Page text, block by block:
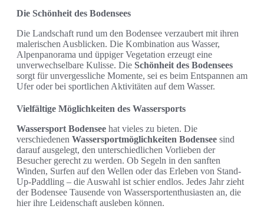
Die Schönheit des Bodensees
Die Landschaft rund um den Bodensee verzaubert mit ihren
malerischen Ausblicken. Die Kombination aus Wasser,
Alpenpanorama und üppiger Vegetation erzeugt eine
unverwechselbare Kulisse. Die Schönheit des Bodensees
sorgt für unvergessliche Momente, sei es beim Entspannen am
Ufer oder bei sportlichen Aktivitäten auf dem Wasser.
Vielfältige Möglichkeiten des Wassersports
Wassersport Bodensee hat vieles zu bieten. Die
verschiedenen Wassersportmöglichkeiten Bodensee sind
darauf ausgelegt, den unterschiedlichen Vorlieben der
Besucher gerecht zu werden. Ob Segeln in den sanften
Winden, Surfen auf den Wellen oder das Erleben von Stand-
Up-Paddling – die Auswahl ist schier endlos. Jedes Jahr zieht
der Bodensee Tausende von Wassersportenthusiasten an, die
hier ihre Leidenschaft ausleben können.